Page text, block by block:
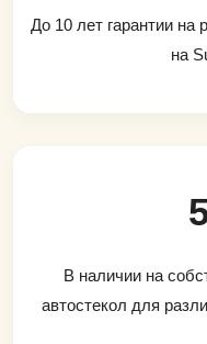
До 10 лет гарантии на
на
В наличии на
автостекол для